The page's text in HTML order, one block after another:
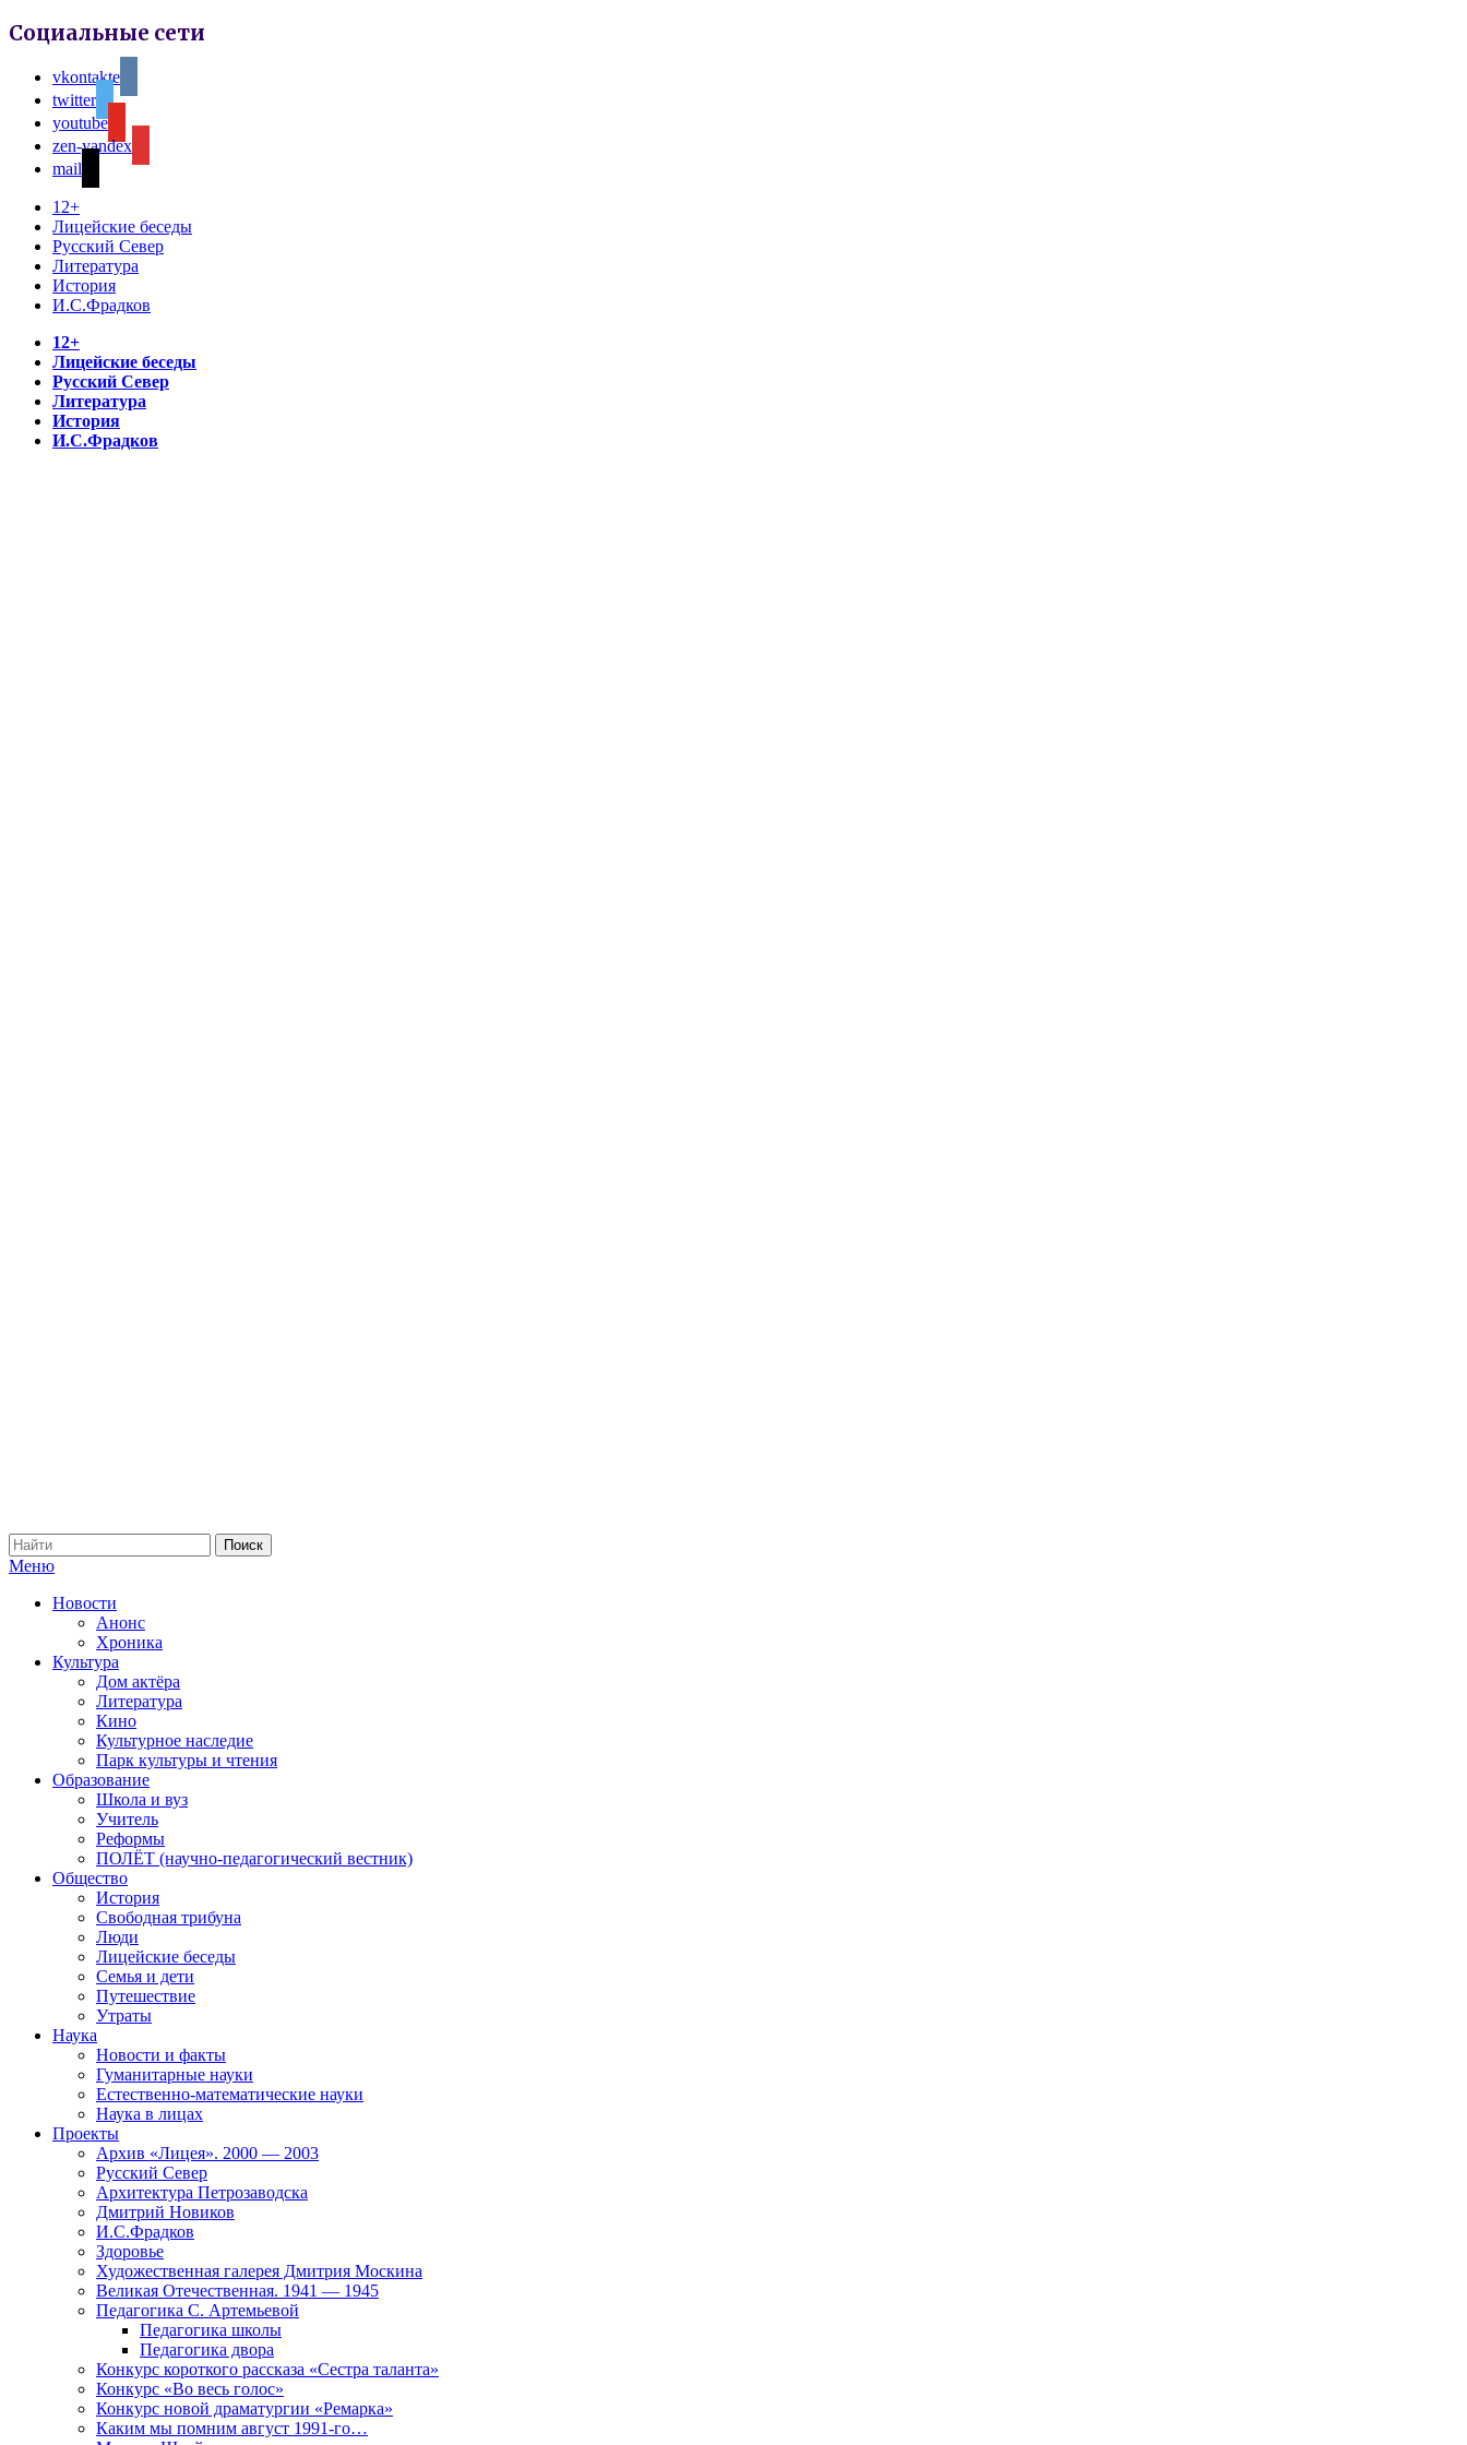
Социальные сети
vkontakte
twitter
youtube
zen-yandex
mail
12+
Лицейские беседы
Русский Север
Литература
История
И.С.Фрадков
12+
Лицейские беседы
Русский Север
Литература
История
И.С.Фрадков
Меню
Новости
Анонс
Хроника
Культура
Дом актёра
Литература
Кино
Культурное наследие
Парк культуры и чтения
Образование
Школа и вуз
Учитель
Реформы
ПОЛЁТ (научно-педагогический вестник)
Общество
История
Свободная трибуна
Люди
Лицейские беседы
Семья и дети
Путешествие
Утраты
Наука
Новости и факты
Гуманитарные науки
Естественно-математические науки
Наука в лицах
Проекты
Архив «Лицея». 2000 — 2003
Русский Север
Архитектура Петрозаводска
Дмитрий Новиков
И.С.Фрадков
Здоровье
Художественная галерея Дмитрия Москина
Великая Отечественная. 1941 — 1945
Педагогика С. Артемьевой
Педагогика школы
Педагогика двора
Конкурс короткого рассказа «Сестра таланта»
Конкурс «Во весь голос»
Конкурс новой драматургии «Ремарка»
Каким мы помним август 1991-го…